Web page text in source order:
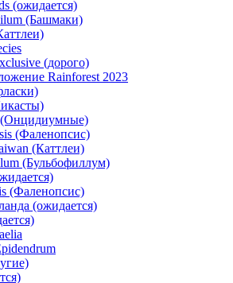
(ожидается)
(Башмаки)
(дорого)
Rainforest 2023
(Фаленопсис)
(Каттлеи)
(Бульбофиллум)
(Фаленопсис)
(ожидается)